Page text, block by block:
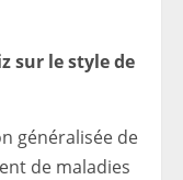
sur le style de
généralisée de
de maladies